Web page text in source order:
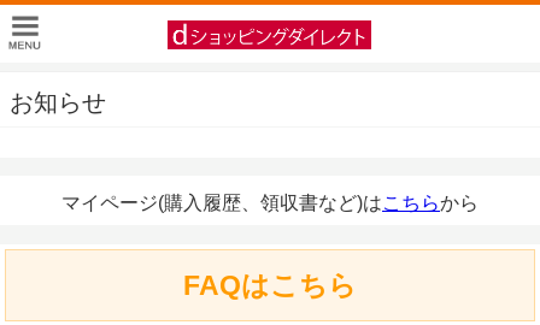
お知らせ
マイページ(購入履歴、領収書など)はこちらから
FAQはこちら